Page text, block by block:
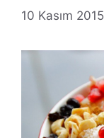
10 Kasım 2015